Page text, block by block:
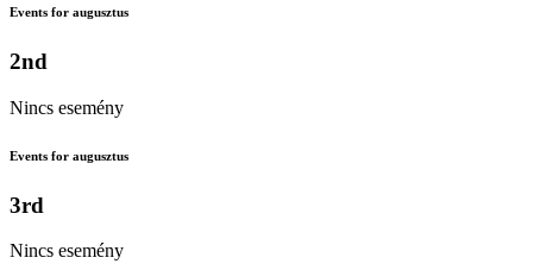
Events for augusztus
2nd
Nincs esemény
Events for augusztus
3rd
Nincs esemény